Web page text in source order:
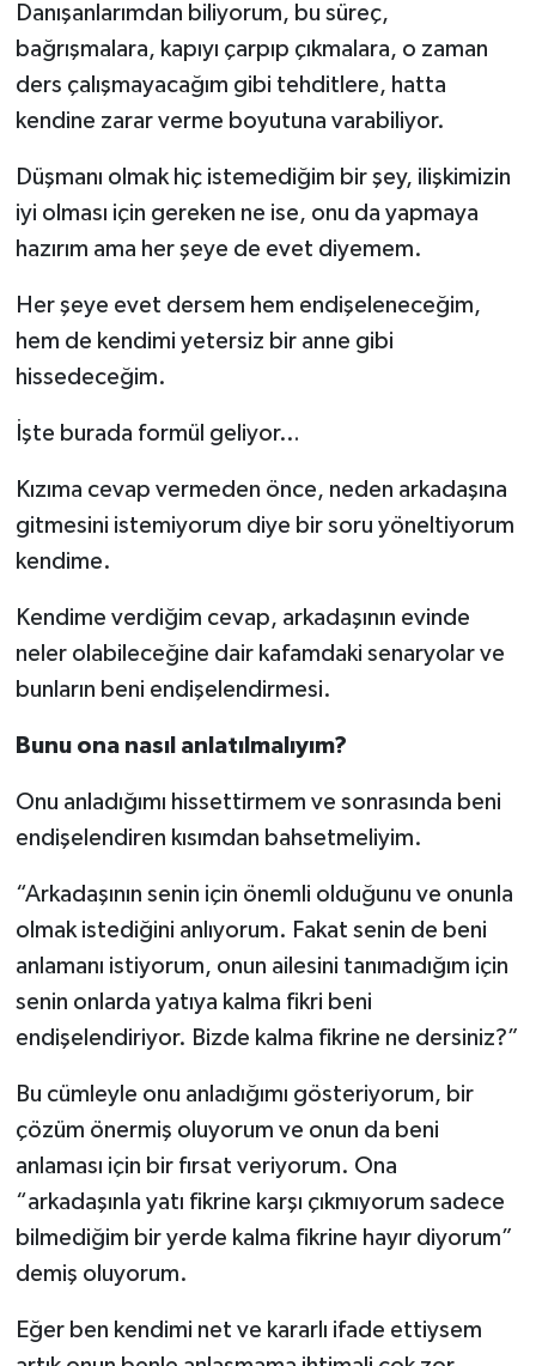
Danışanlarımdan biliyorum, bu süreç,
bağrışmalara, kapıyı çarpıp çıkmalara, o zaman
ders çalışmayacağım gibi tehditlere, hatta
kendine zarar verme boyutuna varabiliyor.
Düşmanı olmak hiç istemediğim bir şey, ilişkimizin
iyi olması için gereken ne ise, onu da yapmaya
hazırım ama her şeye de evet diyemem.
Her şeye evet dersem hem endişeleneceğim,
hem de kendimi yetersiz bir anne gibi
hissedeceğim.
İşte burada formül geliyor…
Kızıma cevap vermeden önce, neden arkadaşına
gitmesini istemiyorum diye bir soru yöneltiyorum
kendime.
Kendime verdiğim cevap, arkadaşının evinde
neler olabileceğine dair kafamdaki senaryolar ve
bunların beni endişelendirmesi.
Bunu ona nasıl anlatılmalıyım?
Onu anladığımı hissettirmem ve sonrasında beni
endişelendiren kısımdan bahsetmeliyim.
“Arkadaşının senin için önemli olduğunu ve onunla
olmak istediğini anlıyorum. Fakat senin de beni
anlamanı istiyorum, onun ailesini tanımadığım için
senin onlarda yatıya kalma fikri beni
endişelendiriyor. Bizde kalma fikrine ne dersiniz?”
Bu cümleyle onu anladığımı gösteriyorum, bir
çözüm önermiş oluyorum ve onun da beni
anlaması için bir fırsat veriyorum. Ona
“arkadaşınla yatı fikrine karşı çıkmıyorum sadece
bilmediğim bir yerde kalma fikrine hayır diyorum”
demiş oluyorum.
Eğer ben kendimi net ve kararlı ifade ettiysem